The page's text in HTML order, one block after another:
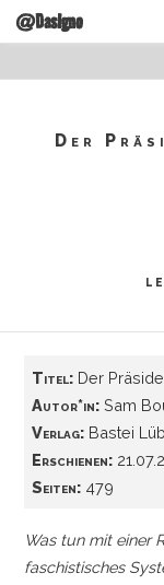
@DasIgno
Der
Titel:Der
Autor*in:Sam
Verlag:Bastei
Erschienen:
Seiten:479
Was tun mit einer
faschistisches